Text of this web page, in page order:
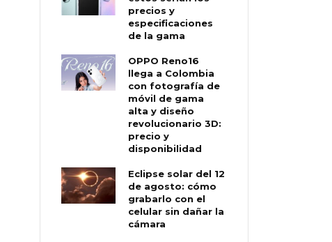
precios y
especificaciones
de la gama
OPPO Reno16
llega a Colombia
con fotografía de
móvil de gama
alta y diseño
revolucionario 3D:
precio y
disponibilidad
Eclipse solar del 12
de agosto: cómo
grabarlo con el
celular sin dañar la
cámara